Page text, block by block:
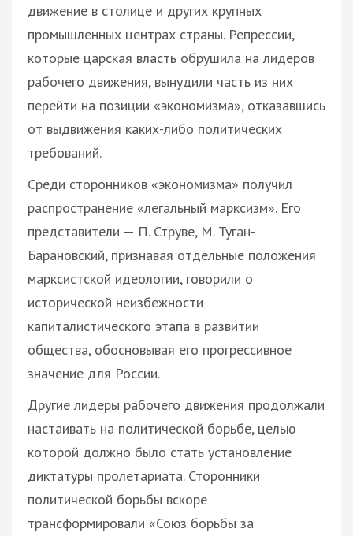
движение в столице и других крупных
промышленных центрах страны. Репрессии,
которые царская власть обрушила на лидеров
рабочего движения, вынудили часть из них
перейти на позиции «экономизма», отказавшись
от выдвижения каких-либо политических
требований.
Среди сторонников «экономизма» получил
распространение «легальный марксизм». Его
представители — П. Струве, М. Туган-
Барановский, признавая отдельные положения
марксистской идеологии, говорили о
исторической неизбежности
капиталистического этапа в развитии
общества, обосновывая его прогрессивное
значение для России.
Другие лидеры рабочего движения продолжали
настаивать на политической борьбе, целью
которой должно было стать установление
диктатуры пролетариата. Сторонники
политической борьбы вскоре
трансформировали «Союз борьбы за